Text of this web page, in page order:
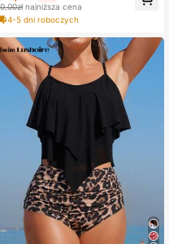
najniższa cena
4-5 dni roboczych